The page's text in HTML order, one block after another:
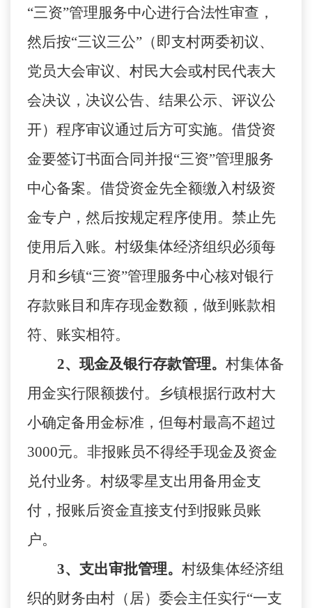
“三资”管理服务中心进行合法性审查，
然后按“三议三公”（即支村两委初议、
党员大会审议、村民大会或村民代表大
会决议，决议公告、结果公示、评议公
开）程序审议通过后方可实施。借贷资
金要签订书面合同并报“三资”管理服务
中心备案。借贷资金先全额缴入村级资
金专户，然后按规定程序使用。禁止先
使用后入账。村级集体经济组织必须每
月和乡镇“三资”管理服务中心核对银行
存款账目和库存现金数额，做到账款相
符、账实相符。
2、现金及银行存款管理。 村集体备
用金实行限额拨付。乡镇根据行政村大
小确定备用金标准，但每村最高不超过
3000元。非报账员不得经手现金及资金
兑付业务。村级零星支出用备用金支
付，报账后资金直接支付到报账员账
户。
3、支出审批管理。 村级集体经济组
织的财务由村（居）委会主任实行“一支